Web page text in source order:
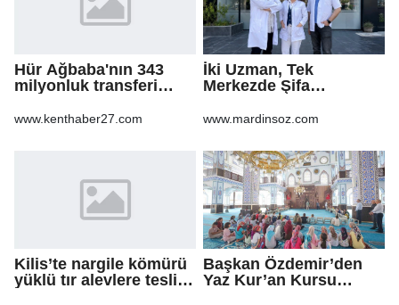
Hür Ağbaba'nın 343
milyonluk transferi
Ağbaba'ya milyonlar
www.kenthaber27.com
İki Uzman, Tek
Merkezde Şifa
www.mardinsoz.com
Kilis’te nargile kömürü
yüklü tır alevlere teslim
Başkan Özdemir’den
Yaz Kur’an Kursu